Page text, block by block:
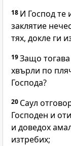
18 И Господ те
заклятие
тях, докле ги
19Защо
хвърли по
Господа?
20 Саул
Господен и
и доведох
изтребих;